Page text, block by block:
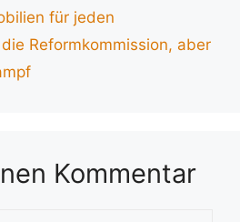
für jeden
Reformkommission, aber
Kommentar